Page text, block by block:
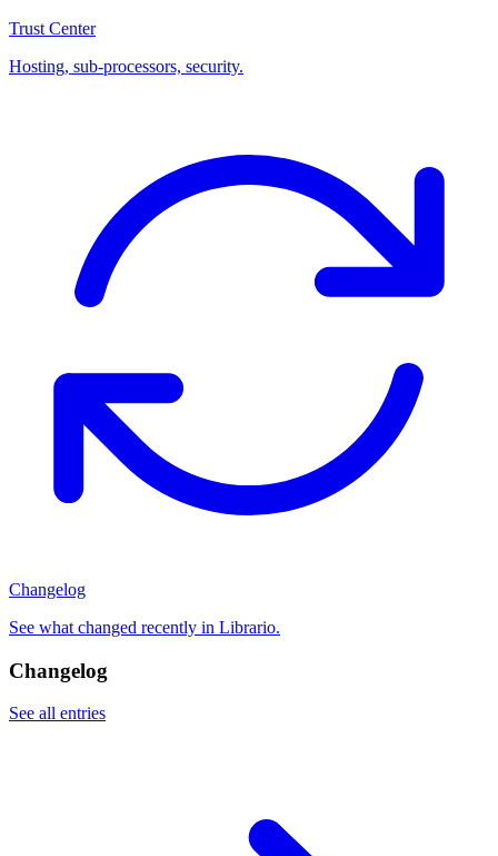
Trust Center
Hosting, sub-processors, security.
Changelog
See what changed recently in Librario.
Changelog
See all entries